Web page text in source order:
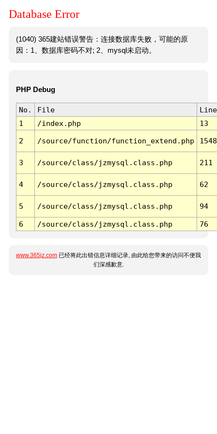
Database Error
(1040) 365建站错误警告：连接数据库失败，可能的原
因：1、数据库密码不对; 2、mysql未启动。
PHP Debug
No. File
Line
1
/index.php 13
2 /source/function/function_extend.php 1548
3 /source/class/jzmysql.class.php 211
4 /source/class/jzmysql.class.php 62
5 /source/class/jzmysql.class.php 94
6 /source/class/jzmysql.class.php 76
www.365jz.com 已经将此出错信息详细记录, 由此给您带来的访问不便我
们深感歉意.